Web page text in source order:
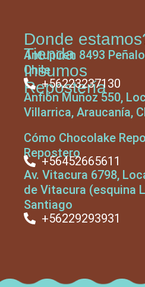
Tienda
Insumos
Repostería
Donde
Antupiren 8493
Chile
+56223237130
Anfión Muñoz 550,
Villarrica, Araucanía,
Cómo Chocolake
Repostero
+56452665611
Av. Vitacura 6798,
de Vitacura (esquina
Santiago
+56229293931